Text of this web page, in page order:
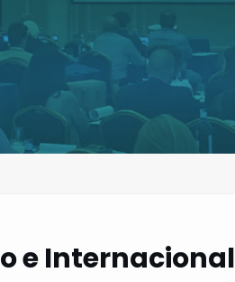
e Internacional